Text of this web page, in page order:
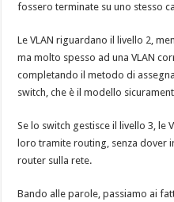
fossero terminate su uno stesso
Le VLAN riguardano il livello 2,
ma molto spesso ad una VLAN
completando il metodo di
switch, che è il modello
Se lo switch gestisce il livello 3, le
loro tramite routing, senza dover
router sulla rete.
Bando alle parole, passiamo ai